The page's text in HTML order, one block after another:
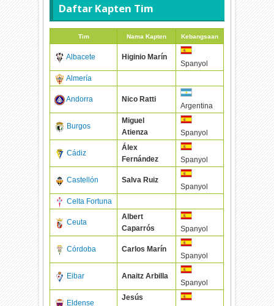
Daftar Kapten Tim
Tim Nama Kapten Kebangsaan
Albacete Higinio Marín
Spanyol
Almería
Andorra Nico Ratti
Argentina
Burgos
Miguel
Atienza
Spanyol
Cádiz
Álex
Fernández
Spanyol
Castellón Salva Ruiz
Spanyol
Celta Fortuna
Ceuta
Albert
Caparrós
Spanyol
Córdoba Carlos Marín
Spanyol
Eibar Anaitz Arbilla
Spanyol
Eldense
Jesús